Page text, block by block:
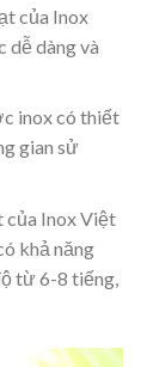
của Inox
dễ dàng và
inox có thiết
gian sử
của Inox Việt
khả năng
từ 6-8 tiếng,